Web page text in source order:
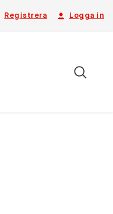
Registrera Logga in